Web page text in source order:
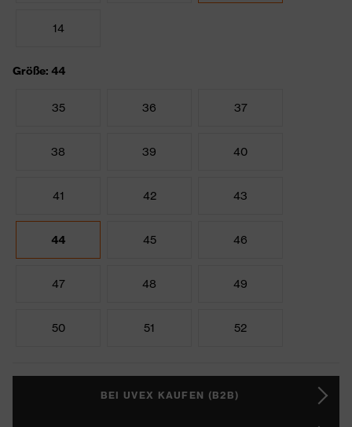
14
Größe: 44
35 36 37
38 39 40
41 42 43
44 45 46
47 48 49
50 51 52
BEI UVEX KAUFEN (B2B)